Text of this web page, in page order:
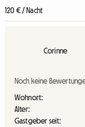
120 € / Nacht
Corinne
Noch keine
Wohnort:
Alter:
Gastgeber seit: